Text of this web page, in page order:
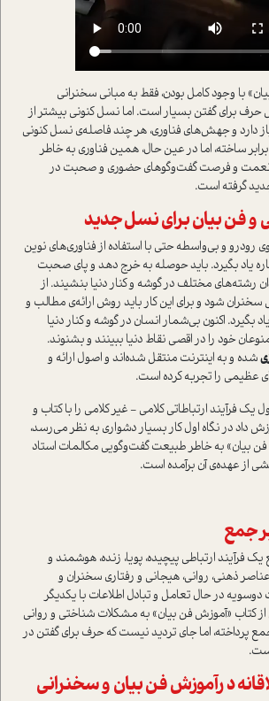
با وجود کامل بودن، فقط به مباني سخنراني
براي گفتن بسيار است. اما نسل کنوني بيشتر از
دارد و جهش‌هاي فناوري، هر چند فاصله‌ي نسل کنوني
ساخته، اما در عين حال، همين فناوري به خاطر
و فرصت گفت‌وگوهاي حضوري و صحبت در
گرفته است.
فن بيان براي نسل جديد
و بي‌واسطه حتي با استفاده از فناوري‌هاي نوين
ياد بگيرد. بايد حوصله به خرج دهد و پاي صحبت
رشته‌هاي مختلف در گوشه و کنار دنيا بنشيند. از
شود و براي اين کار بايد روش ارائه‌ي مطالب و
بگيرد. اکنون بي‌شمار انسان در گوشه و کنار دنيا
خود را در اقصي نقاط دنيا ببينند و بشنوند.
شده و به اينترنت منتقل شده‌اند و اصول ارائه و
عظيمي را تجربه کرده است.
يک فرآيند ارتباطاتي کلامي - غير کلامي را با کتاب و
داد در نگاه اول کار بسيار دشواري به نظر مي‌رسد،
بيان» به خاطر طبيعت گفت‌وگويي مکالمات استاد
از عهده‌ي آن برآمده است.
جمع
فرآيند ارتباطي پيچيده، پويا، زنده، هوشمند و
ذهني، رواني، هيجاني و رفتاري سخنران و
در حال تعامل و تبادل اطلاعات با يکديگر
کتاب «آموزش فن بيان» به مشکلات شناختي و رواني
پرداخته، اما جاي ترديد نيست که حرف براي گفتن در
د رآموزش فن بيان و سخنراني